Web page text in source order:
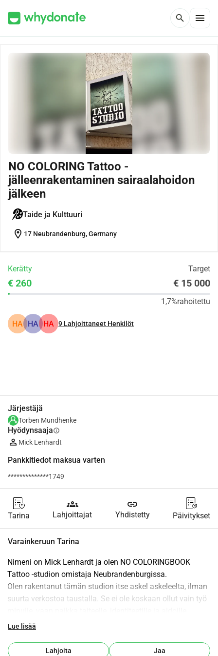
search menu
NO COLORING Tattoo -
jälleenrakentaminen sairaalahoidon
jälkeen
Taide ja Kulttuuri
location_on 17 Neubrandenburg, Germany
Kerätty Target
€ 260 € 15 000
1,7%rahoitettu
HA HA HA 9 Lahjoittaneet Henkilöt
Järjestäjä
Torben Mundhenke
Hyödynsaajainfo
Mick Lenhardt
Pankkitiedot maksua varten
**************1749
Tarina
groups
Lahjoittajat
link
Yhdistetty Päivitykset
Varainkeruun Tarina
Nimeni on Mick Lenhardt ja olen NO COLORINGBOOK
Tattoo -studion omistaja Neubrandenburgissa.
Olen rakentanut tämän studion itse askel askeleelta, ilman
suurta verkostoa taustalla. Se ei ole koskaan ollut vain työ
kohtaamisille.
Tänä aikana en voinut työskennellä. Toiminta pysähtyi,
Lue lisää
Lahjoita Jaa